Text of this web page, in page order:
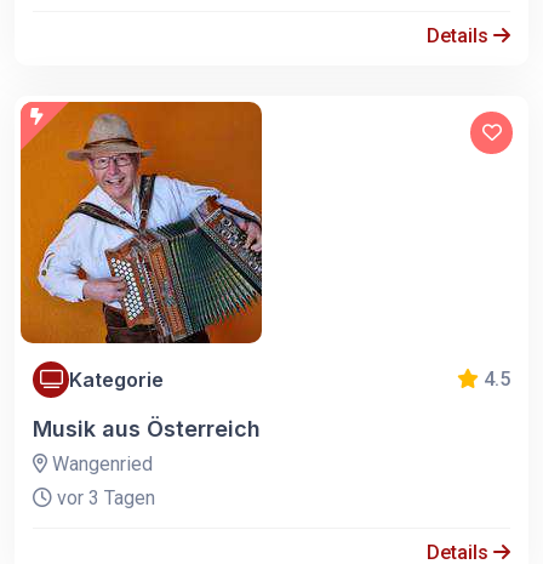
Details
Kategorie 4.5
Musik aus Österreich
Wangenried
vor 3 Tagen
Details